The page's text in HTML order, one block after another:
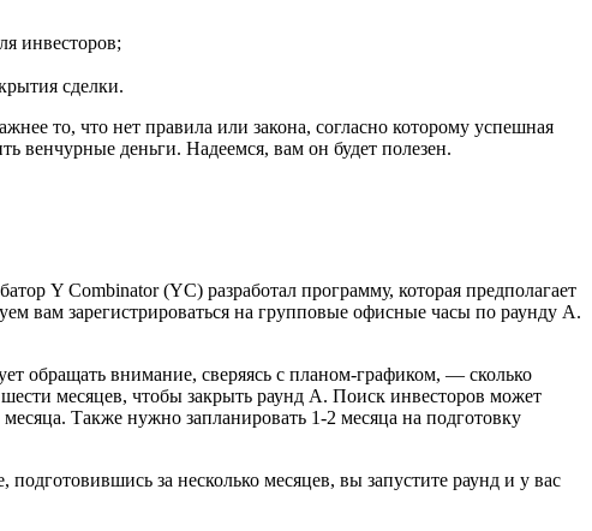
инвесторов;
сделки.
то, что нет правила или закона, согласно которому успешная
венчурные деньги. Надеемся, вам он будет полезен.
Y Combinator (YC) разработал программу, которая предполагает
вам зарегистрироваться на групповые офисные часы по раунду A.
обращать внимание, сверяясь с планом-графиком, — сколько
месяцев, чтобы закрыть раунд А. Поиск инвесторов может
Также нужно запланировать 1-2 месяца на подготовку
за несколько месяцев, вы запустите раунд и у вас